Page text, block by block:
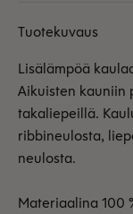
Tuotekuvaus
Lisälämpöä
Aikuisten kauniin
takaliepeillä.
ribbineulosta,
neulosta.
Materiaalina 100